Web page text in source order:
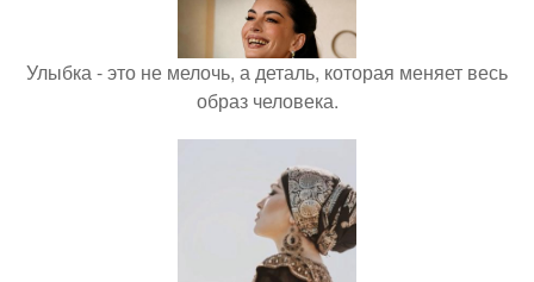
Улыбка - это не мелочь, а деталь, которая меняет весь
образ человека.